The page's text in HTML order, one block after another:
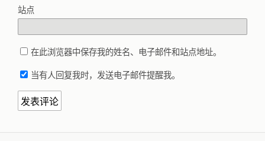
站点
在此浏览器中保存我的姓名、电子邮件和站点地址。
当有人回复我时，发送电子邮件提醒我。